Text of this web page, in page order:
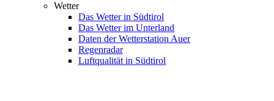
Wetter
Das Wetter in Südtirol
Das Wetter im Unterland
Daten der Wetterstation Auer
Regenradar
Luftqualität in Südtirol